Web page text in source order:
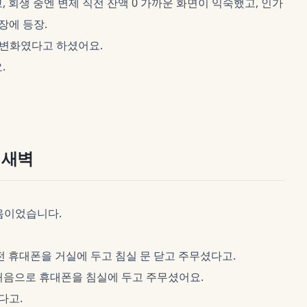
에 등장.
화였다고 하셨어요.
벽
었습니다.
대폰을 거실에 두고 침실 문 닫고 주무셨다고.
으로 휴대폰을 침실에 두고 주무셨어요.
고.